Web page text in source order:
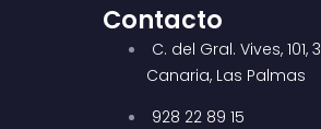
Contacto
C. del Gral. Vives,
Canaria, Las Palmas
928 22 89 15